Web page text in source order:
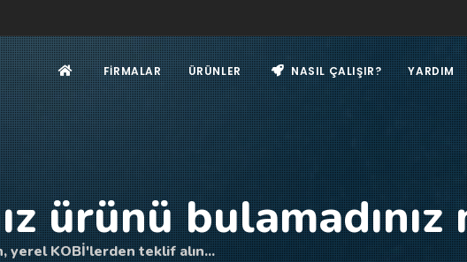
FIRMALAR ÜRÜNLER NASIL ÇALIŞIR? YARDIM
ürünü bulamadınız
yerel KOBİ'lerden teklif alın...